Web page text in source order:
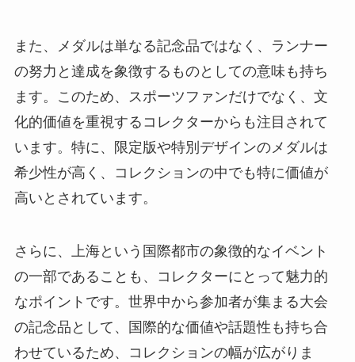
また、メダルは単なる記念品ではなく、ランナー
の努力と達成を象徴するものとしての意味も持ち
ます。このため、スポーツファンだけでなく、文
化的価値を重視するコレクターからも注目されて
います。特に、限定版や特別デザインのメダルは
希少性が高く、コレクションの中でも特に価値が
高いとされています。
さらに、上海という国際都市の象徴的なイベント
の一部であることも、コレクターにとって魅力的
なポイントです。世界中から参加者が集まる大会
の記念品として、国際的な価値や話題性も持ち合
わせているため、コレクションの幅が広がりま